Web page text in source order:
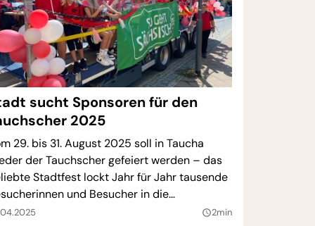
sucht Sponsoren für den
2025
29. bis 31. August 2025 soll in Taucha
der Tauchscher gefeiert werden – das
Stadtfest lockt Jahr für Jahr tausende
und Besucher in die
Damit der Eintritt wie gewohnt
query_builder2min